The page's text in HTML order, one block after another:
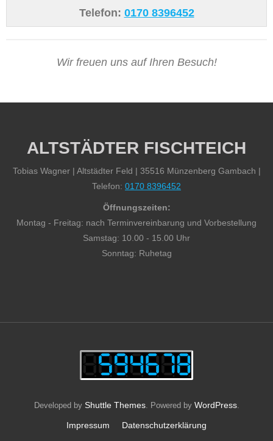
Telefon: 0170 8396452
Wir freuen uns auf Ihren Besuch!
ALTSTÄDTER FISCHTEICH
Tobias Wagner | Altstädter Feld | 35516 Münzenberg Gambach |
Telefon: 0170 8396452
Öffnungszeiten:
Montag - Freitag: nach Terminvereinbarung und Vorbestellung
Samstag: 10.00 - 15.00 Uhr
Sonntag: Ruhetag
Developed by Shuttle Themes. Powered by WordPress.
Impressum Datenschutzerklärung